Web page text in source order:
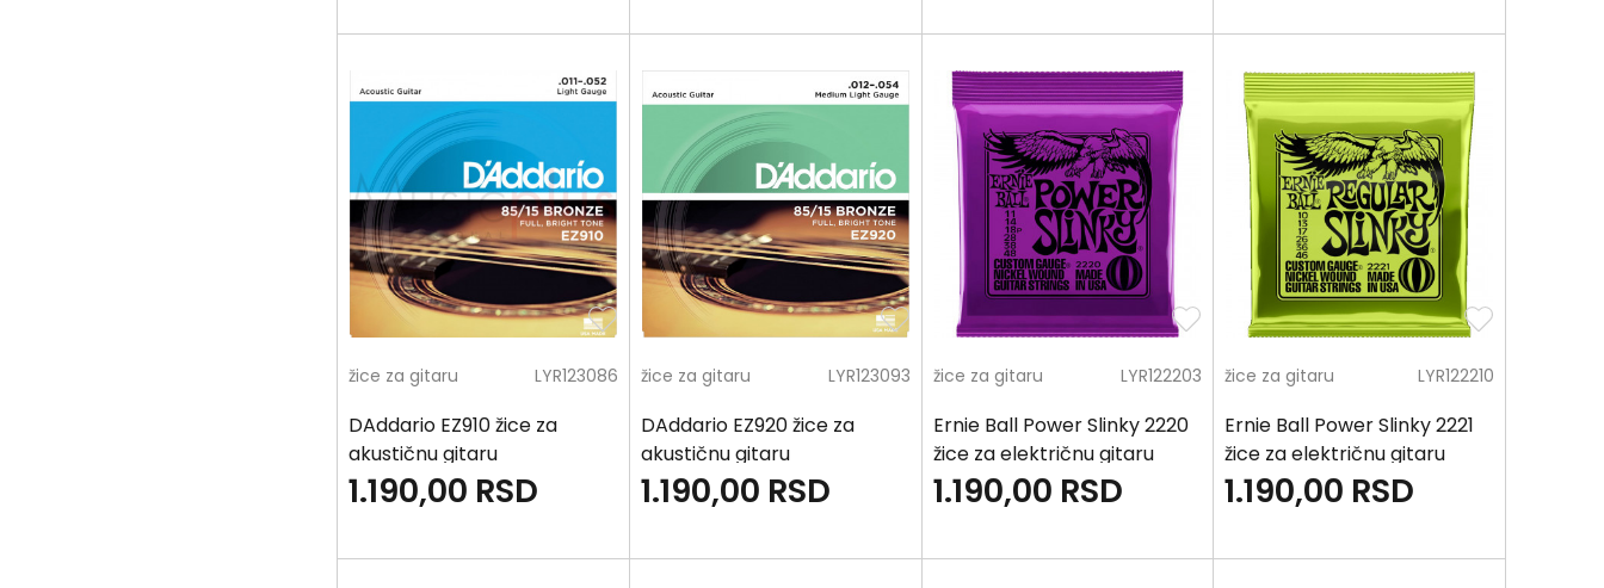
žice za gitaru LYR123086
DAddario EZ910 žice za
akustičnu gitaru
1.190,00 RSD
žice za gitaru LYR123093
DAddario EZ920 žice za
akustičnu gitaru
1.190,00 RSD
žice za gitaru LYR122203
Ernie Ball Power Slinky 2220
žice za električnu gitaru
1.190,00 RSD
žice za gitaru LYR122210
Ernie Ball Power Slinky 2221
žice za električnu gitaru
1.190,00 RSD